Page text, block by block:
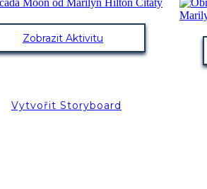
Zobrazit Aktivitu
Vytvořit Storyboard